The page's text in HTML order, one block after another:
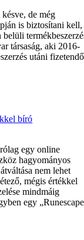
de még
is biztosítani kell,
társaság, aki 2016-
utáni fizetendő
bíró
egy online
hagyományos
nem lehet
mégis értékkel
mindmáig
egy